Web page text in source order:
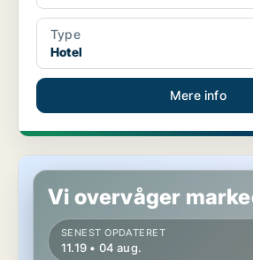
Type
Hotel
Mere info
Hotelejendom i Ærøskøbing
Vi overvåger
SENEST OPDATERET
11.19 • 04 aug.